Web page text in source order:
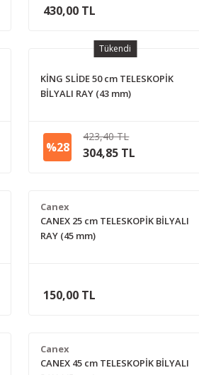
430,00 TL
Tükendi
KİNG SLİDE 50 cm TELESKOPİK
BİLYALI RAY (43 mm)
%28
423,40 TL
304,85 TL
Canex
CANEX 25 cm TELESKOPİK BİLYALI
RAY (45 mm)
150,00 TL
Canex
CANEX 45 cm TELESKOPİK BİLYALI